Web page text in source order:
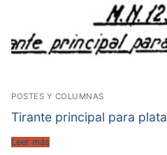
POSTES Y COLUMNAS
Tirante principal para
Leer más